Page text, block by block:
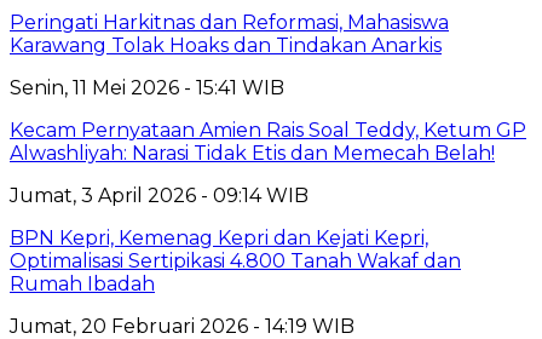
Peringati Harkitnas dan Reformasi, Mahasiswa
Karawang Tolak Hoaks dan Tindakan Anarkis
Senin, 11 Mei 2026 - 15:41 WIB
Kecam Pernyataan Amien Rais Soal Teddy, Ketum GP
Alwashliyah: Narasi Tidak Etis dan Memecah Belah!
Jumat, 3 April 2026 - 09:14 WIB
BPN Kepri, Kemenag Kepri dan Kejati Kepri,
Optimalisasi Sertipikasi 4.800 Tanah Wakaf dan
Rumah Ibadah
Jumat, 20 Februari 2026 - 14:19 WIB